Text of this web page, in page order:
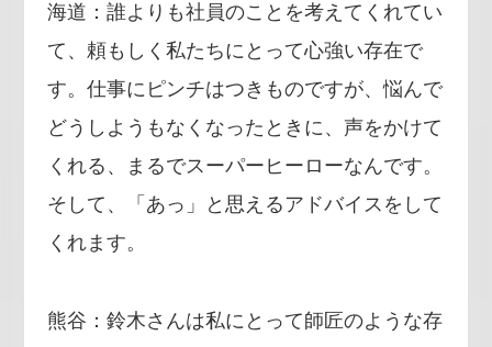
海道：誰よりも社員のことを考えてくれてい
て、頼もしく私たちにとって心強い存在で
す。仕事にピンチはつきものですが、悩んで
どうしようもなくなったときに、声をかけて
くれる、まるでスーパーヒーローなんです。
そして、「あっ」と思えるアドバイスをして
くれます。
熊谷：鈴木さんは私にとって師匠のような存